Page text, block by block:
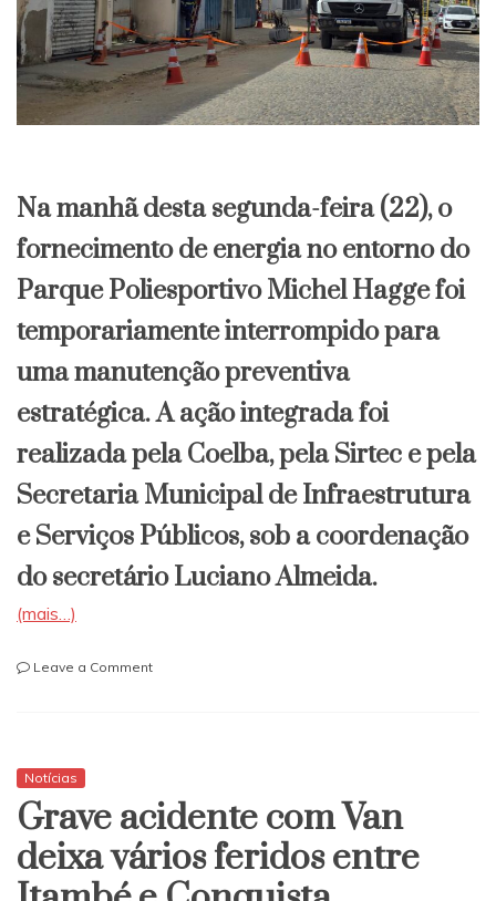
​Na manhã desta segunda-feira (22), o
fornecimento de energia no entorno do
Parque Poliesportivo Michel Hagge foi
temporariamente interrompido para
uma manutenção preventiva
estratégica. A ação integrada foi
realizada pela Coelba, pela Sirtec e pela
Secretaria Municipal de Infraestrutura
e Serviços Públicos, sob a coordenação
do secretário Luciano Almeida.
(mais…)
Leave a Commenton
falha
elétrica
reforçam
circuito
Notícias
Grave acidente com Van
deixa vários feridos entre